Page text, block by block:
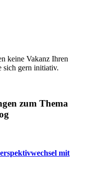
keine Vakanz Ihren
sich gern initiativ.
zum Thema
mit